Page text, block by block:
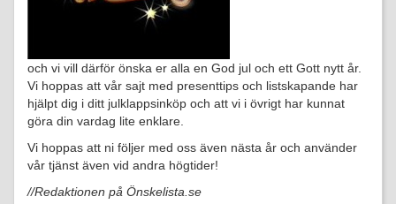
och vi vill därför önska er alla en God jul och ett Gott nytt år.
Vi hoppas att vår sajt med presenttips och listskapande har
hjälpt dig i ditt julklappsinköp och att vi i övrigt har kunnat
göra din vardag lite enklare.
Vi hoppas att ni följer med oss även nästa år och använder
vår tjänst även vid andra högtider!
//Redaktionen på Önskelista.se